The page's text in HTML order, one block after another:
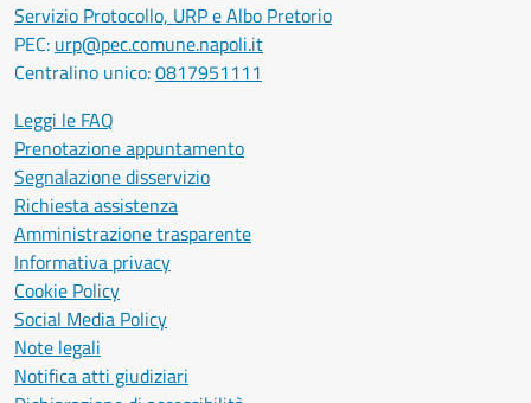
Servizio Protocollo, URP e Albo Pretorio
PEC: urp@pec.comune.napoli.it
Centralino unico:0817951111
Leggi le FAQ
Prenotazione appuntamento
Segnalazione disservizio
Richiesta assistenza
Amministrazione trasparente
Informativa privacy
Cookie Policy
Social Media Policy
Note legali
Notifica atti giudiziari